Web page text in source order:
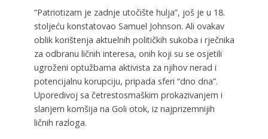
“Patriotizam je zadnje utočište hulja”, još je u 18.
stoljeću konstatovao Samuel Johnson. Ali ovakav
oblik korištenja aktuelnih političkih sukoba i rječnika
za odbranu ličnih interesa, onih koji su se osjetili
ugroženi optužbama aktivista za njihov nerad i
potencijalnu korupciju, pripada sferi “dno dna”.
Uporedivoj sa četrestosmaškim prokazivanjem i
slanjem komšija na Goli otok, iz najprizemnijih
ličnih razloga.